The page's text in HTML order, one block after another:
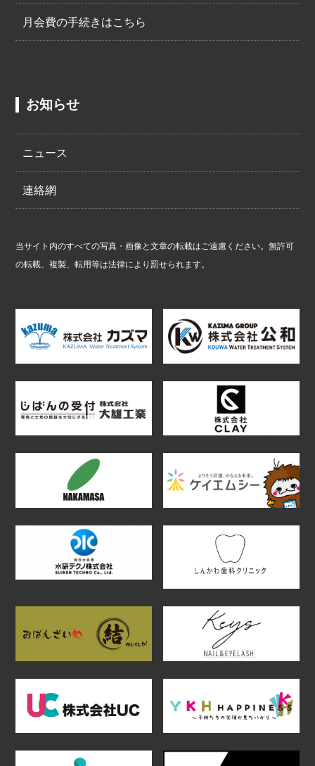
月会費の手続きはこちら
お知らせ
ニュース
連絡網
当サイト内のすべての写真・画像と文章の転載はご遠慮ください。無許可
の転載、複製、転用等は法律により罰せられます。